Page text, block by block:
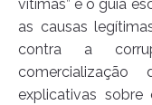
vítimas” e o guia
as causas
contra a
explicativas sobre